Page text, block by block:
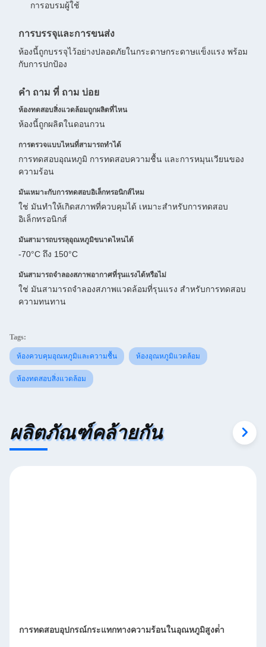
การอบรมผู้ใช้
การบรรจุและการขนส่ง
ห้องนี้ถูกบรรจุไว้อย่างปลอดภัยในกระดาษกระดาษแข็งแรง พร้อม
กับการปกป้อง
คํา ถาม ที่ ถาม บ่อย
ห้องทดสอบสิ่งแวดล้อมถูกผลิตที่ไหน
ห้องนี้ถูกผลิตในดอนกวน
การตรวจแบบไหนที่สามารถทําได้
การทดสอบอุณหภูมิ การทดสอบความชื้น และการหมุนเวียนของ
ความร้อน
มันเหมาะกับการทดสอบอิเล็กทรอนิกส์ไหม
ใช่ มันทําให้เกิดสภาพที่ควบคุมได้ เหมาะสําหรับการทดสอบ
อิเล็กทรอนิกส์
มันสามารถบรรลุอุณหภูมิขนาดไหนได้
-70°C ถึง 150°C
มันสามารถจําลองสภาพอากาศที่รุนแรงได้หรือไม่
ใช่ มันสามารถจําลองสภาพแวดล้อมที่รุนแรง สําหรับการทดสอบ
ความทนทาน
Tags:
ห้องควบคุมอุณหภูมิและความชื้น ห้องอุณหภูมิแวดล้อม
ห้องทดสอบสิ่งแวดล้อม
ผลิตภัณฑ์คล้ายกัน
การทดสอบอุปกรณ์กระแทกทางความร้อนในอุณหภูมิสูงต่ํา